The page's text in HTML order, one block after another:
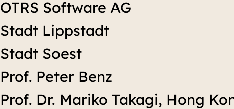
OTRS Software AG
Stadt Lippstadt
Stadt Soest
Prof. Peter Benz
Prof. Dr. Mariko Takagi, Hong